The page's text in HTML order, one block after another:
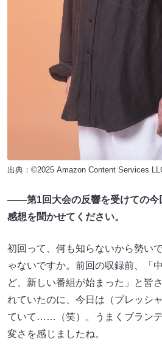
出典：©2025 Amazon Content Services
――第1回大会の反響を受けての
感想を聞かせてください。
初回って、何も知らないから勢い
ゃないですか。前回の収録前、「
ど、新しい番組が始まった」と皆
れていたのに、今日は（プレッシ
ていて……（笑）。うまくブラン
変さを感じましたね。